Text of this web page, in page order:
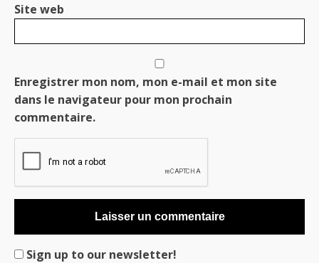
Site web
Enregistrer mon nom, mon e-mail et mon site
dans le navigateur pour mon prochain
commentaire.
Sign up to our newsletter!